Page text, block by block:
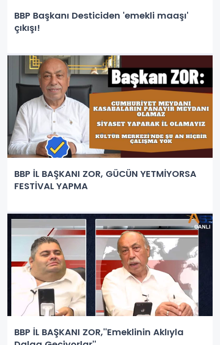
BBP Başkanı Desticiden 'emekli maaşı'
çıkışı!
BBP İL BAŞKANI ZOR, GÜCÜN YETMİYORSA
FESTİVAL YAPMA
BBP İL BAŞKANI ZOR,''Emeklinin Aklıyla